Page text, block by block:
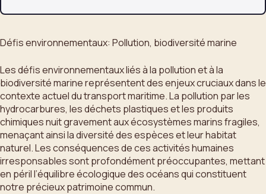
Défis environnementaux: Pollution, biodiversité marine
Les défis environnementaux liés à la pollution et à la
biodiversité marine représentent des enjeux cruciaux dans le
contexte actuel du transport maritime. La pollution par les
hydrocarbures, les déchets plastiques et les produits
chimiques nuit gravement aux écosystèmes marins fragiles,
menaçant ainsi la diversité des espèces et leur habitat
naturel. Les conséquences de ces activités humaines
irresponsables sont profondément préoccupantes, mettant
en péril l’équilibre écologique des océans qui constituent
notre précieux patrimoine commun.